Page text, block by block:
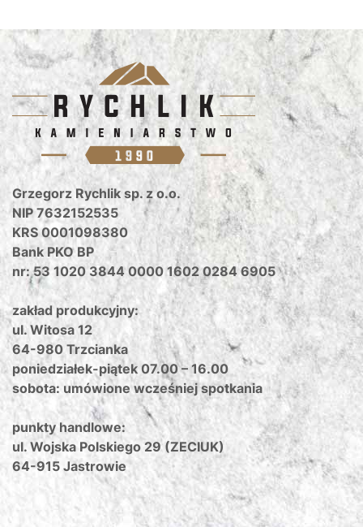
Grzegorz Rychlik sp. z o.o.
NIP 7632152535
KRS 0001098380
Bank PKO BP
nr: 53 1020 3844 0000 1602 0284 6905
zakład produkcyjny:
ul. Witosa 12
64-980 Trzcianka
poniedziałek-piątek 07.00 – 16.00
sobota: umówione wcześniej spotkania
punkty handlowe:
ul. Wojska Polskiego 29 (ZECIUK)
64-915 Jastrowie